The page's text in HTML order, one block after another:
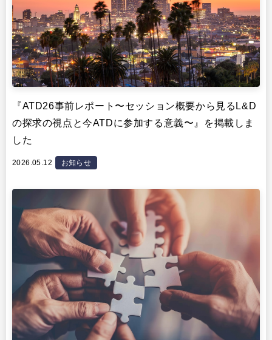
『ATD26事前レポート〜セッション概要から見るL&D
の探求の視点と今ATDに参加する意義〜』を掲載しま
した
2026.05.12 お知らせ